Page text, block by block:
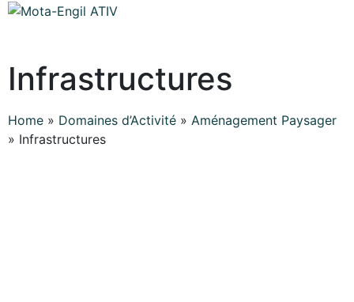
Infrastructures
Home » Domaines d’Activité » Aménagement Paysager
» Infrastructures